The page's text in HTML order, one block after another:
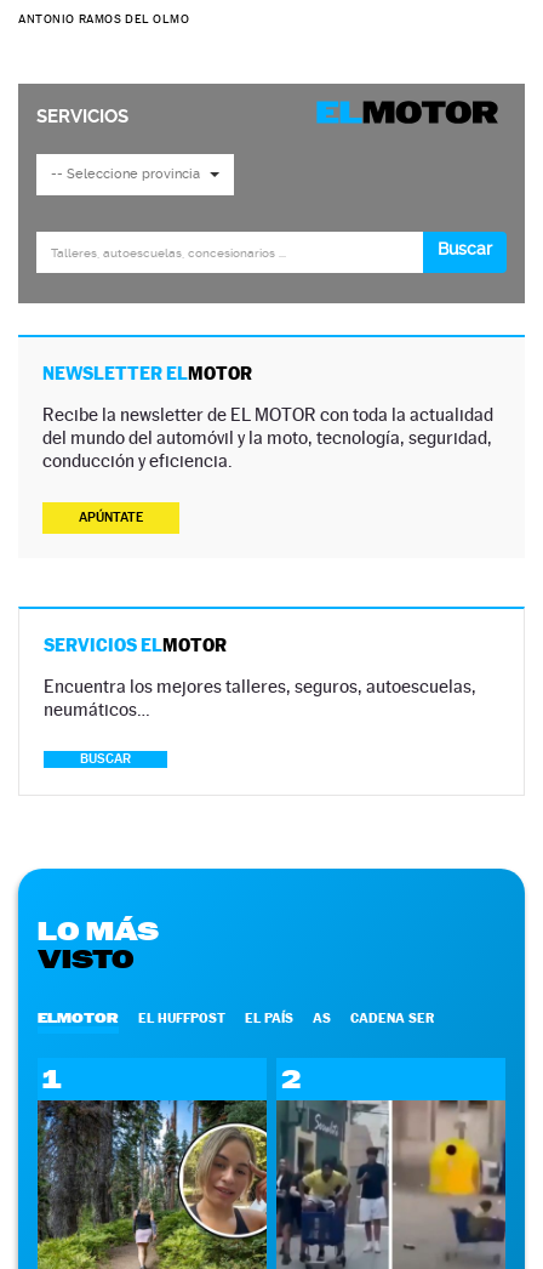
ANTONIO RAMOS DEL OLMO
NEWSLETTER ELMOTOR
Recibe la newsletter de EL MOTOR con toda la actualidad
del mundo del automóvil y la moto, tecnología, seguridad,
conducción y eficiencia.
APÚNTATE
SERVICIOS ELMOTOR
Encuentra los mejores talleres, seguros, autoescuelas,
neumáticos…
BUSCAR
LO MÁS
VISTO
ELMOTOR EL HUFFPOST EL PAÍS AS CADENA SER
1 2